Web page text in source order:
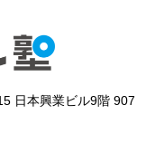
日本興業ビル9階 907